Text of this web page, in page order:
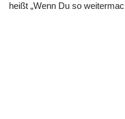
heißt „Wenn Du so